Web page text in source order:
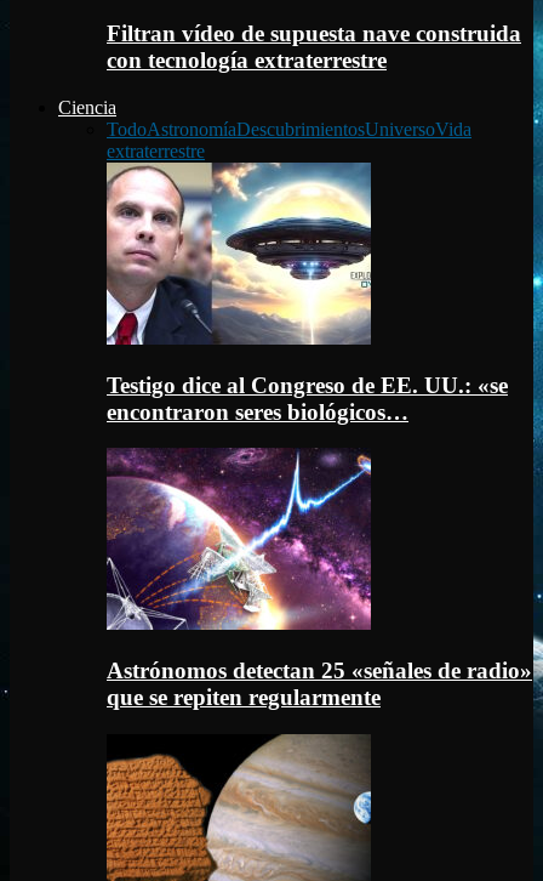
Filtran vídeo de supuesta nave construida
con tecnología extraterrestre
Ciencia
TodoAstronomíaDescubrimientosUniversoVida
extraterrestre
Testigo dice al Congreso de EE. UU.: «se
encontraron seres biológicos…
Astrónomos detectan 25 «señales de radio»
que se repiten regularmente